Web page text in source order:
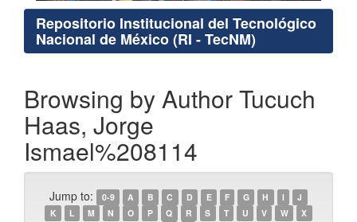
Repositorio Institucional del Tecnológico
Nacional de México (RI - TecNM)
Browsing by Author Tucuch
Haas, Jorge
Ismael%208114
Jump to: 0-9 A B C D E F G H I
J
K
L M N O P Q R S T U V W
X